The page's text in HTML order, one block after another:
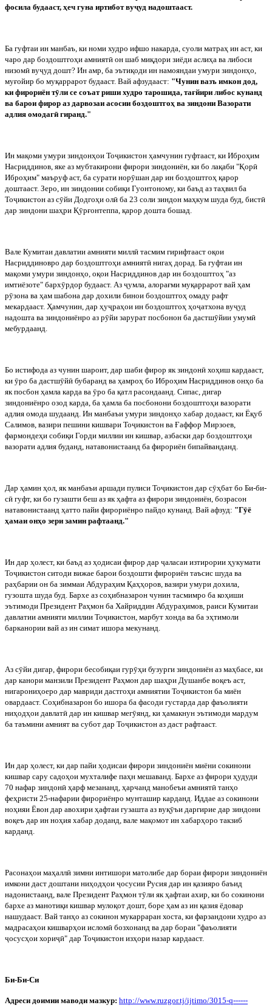
фосила будааст, ҳеч гуна иртибот вуҷуд надоштааст.
Ба гуфтаи ин манбаъ, ки номи худро ифшо накарда, суоли матраҳ ин аст, ки
чаро дар боздоштгоҳи амниятӣ он шаб миқдори зиёди аслиҳа ва либоси
низомӣ вуҷуд дошт? Ин амр, ба эътиқоди ин намояндаи умури зиндонҳо,
муғойир бо муқаррарот будааст. Вай афзудааст: "Чунин вазъ имкон дод,
ки фирориён тӯли се соъат риши худро тарошида, тағйири либос кунанд
ва барои фирор аз дарвозаи асосии боздоштгоҳ ва зиндони Вазорати
адлия омодагӣ гиранд."
Ин мақоми умури зиндонҳои Тоҷикистон ҳамчунин гуфтааст, ки Иброҳим
Насриддинов, яке аз мубтакирони фирори зиндониён, ки бо лақаби "Қорӣ
Иброҳим" маъруф аст, ба сурати норӯшан дар ин боздоштгоҳ қарор
доштааст. Зеро, ин зиндонии собиқи Гуонтоному, ки баъд аз таҳвил ба
Тоҷикистон аз сӯйи Додгоҳи олӣ ба 23 соли зиндон маҳкум шуда буд, бистӣ
дар зиндони шаҳри Қӯрғонтеппа, қарор дошта бошад.
Вале Кумитаи давлатии амнияти миллӣ тасмим гирифтааст оқои
Насриддиновро дар боздоштгоҳи амниятӣ нигаҳ дорад. Ба гуфтаи ин
мақоми умури зиндонҳо, оқои Насриддинов дар ин боздоштгоҳ "аз
имтиёзоте" бархӯрдор будааст. Аз ҷумла, алорағми муқаррарот вай ҳам
рӯзона ва ҳам шабона дар дохили бинои боздоштгоҳ омаду рафт
мекардааст. Ҳамчунин, дар ҳуҷраҳои ин боздоштгоҳ ҳоҷатхона вуҷуд
надошта ва зиндониёнро аз рӯйи зарурат посбонон ба дастшӯйии умумӣ
мебурдаанд.
Бо истифода аз чунин шароит, дар шаби фирор як зиндонӣ хоҳиш кардааст,
ки ӯро ба дастшӯйӣ бубаранд ва ҳамроҳ бо Иброҳим Насриддинов онҳо ба
як посбон ҳамла карда ва ӯро ба қатл расондаанд. Сипас, дигар
зиндониёнро озод карда, ба ҳамла ба посбонони боздоштгоҳи вазорати
адлия омода шудаанд. Ин манбаъи умури зиндонҳо хабар додааст, ки Ёқуб
Салимов, вазири пешини кишвари Тоҷикистон ва Ғаффор Мирзоев,
фармондеҳи собиқи Горди миллии ин кишвар, азбаски дар боздоштгоҳи
вазорати адлия буданд, натавонистаанд ба фирориён бипайванданд.
Дар ҳамин ҳол, як манбаъи аршади пулиси Тоҷикистон дар сӯҳбат бо Би-би-
сӣ гуфт, ки бо гузашти беш аз як ҳафта аз фирори зиндониён, бозрасон
натавонистаанд ҳатто пайи фирориёнро пайдо кунанд. Вай афзуд: "Гӯё
ҳамаи онҳо зери замин рафтаанд."
Ин дар ҳолест, ки баъд аз ҳодисаи фирор дар ҷаласаи изтирории ҳукумати
Тоҷикистон ситоди вижае барои боздошти фирориён таъсис шуда ва
раҳбарии он ба зиммаи Абдураҳим Қаҳҳоров, вазири умури дохила,
гузошта шуда буд. Бархе аз соҳибназарон чунин тасмимро ба коҳиши
эътимоди Президент Раҳмон ба Хайриддин Абдураҳимов, раиси Кумитаи
давлатии амнияти миллии Тоҷикистон, марбут хонда ва ба эҳтимоли
барканории вай аз ин симат ишора мекунанд.
Аз сӯйи дигар, фирори бесобиқаи гурӯҳи бузурги зиндониён аз маҳбасе, ки
дар канори манзили Президент Раҳмон дар шаҳри Душанбе воқеъ аст,
нигарониҳоеро дар мавриди дастгоҳи амниятии Тоҷикистон ба миён
овардааст. Соҳибназарон бо ишора ба фасоди густарда дар фаъолияти
ниҳодҳои давлатӣ дар ин кишвар мегӯянд, ки ҳамакнун эътимоди мардум
ба таъмини амният ва субот дар Тоҷикистон аз даст рафтааст.
Ин дар ҳолест, ки дар пайи ҳодисаи фирори зиндониён миёни сокинони
кишвар сару садоҳои мухталифе паҳн мешаванд. Бархе аз фирори ҳудуди
70 нафар зиндонӣ ҳарф мезананд, ҳарчанд манобеъи амниятӣ танҳо
феҳристи 25-нафарии фирориёнро мунташир карданд. Иддае аз сокинони
ноҳияи Ёвон дар авохири ҳафтаи гузашта аз вуқӯъи даргирие дар зиндони
воқеъ дар ин ноҳия хабар доданд, вале мақомот ин хабарҳоро такзиб
карданд.
Расонаҳои маҳаллӣ зимни интишори матолибе дар бораи фирори зиндониён
имкони даст доштани ниҳодҳои ҷосусии Русия дар ин қазияро баъид
надонистаанд, вале Президент Раҳмон тӯли як ҳафтаи ахир, ки бо сокинони
бархе аз манотиқи кишвар мулоқот дошт, боре ҳам аз ин қазия ёдовар
нашудааст. Вай танҳо аз сокинон мукарраран хоста, ки фарзандони худро аз
мадрасаҳои кишварҳои исломӣ бозхонанд ва дар бораи "фаъолияти
ҷосусҳои хориҷӣ" дар Тоҷикистон изҳори назар кардааст.
Би-Би-Си
Адреси доимии маводи мазкур: http://www.ruzgor.tj/ijtimo/3015-q------